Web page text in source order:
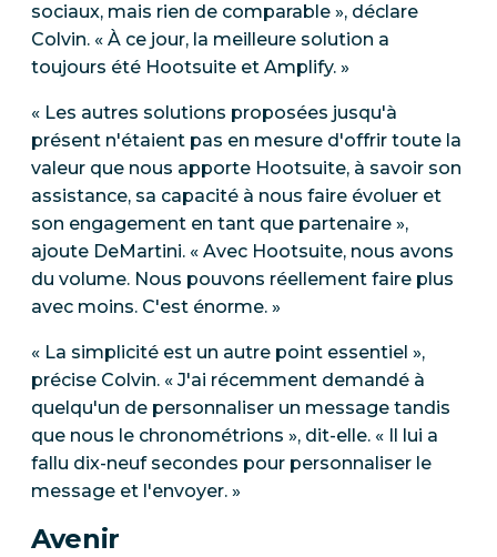
sociaux, mais rien de comparable », déclare
Colvin. « À ce jour, la meilleure solution a
toujours été Hootsuite et Amplify. »
« Les autres solutions proposées jusqu'à
présent n'étaient pas en mesure d'offrir toute la
valeur que nous apporte Hootsuite, à savoir son
assistance, sa capacité à nous faire évoluer et
son engagement en tant que partenaire »,
ajoute DeMartini. « Avec Hootsuite, nous avons
du volume. Nous pouvons réellement faire plus
avec moins. C'est énorme. »
« La simplicité est un autre point essentiel »,
précise Colvin. « J'ai récemment demandé à
quelqu'un de personnaliser un message tandis
que nous le chronométrions », dit-elle. « Il lui a
fallu dix-neuf secondes pour personnaliser le
message et l'envoyer. »
Avenir